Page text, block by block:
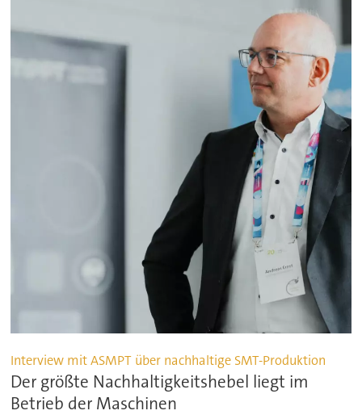
Interview mit ASMPT über nachhaltige SMT-Produktion
Der größte Nachhaltigkeitshebel liegt im
Betrieb der Maschinen